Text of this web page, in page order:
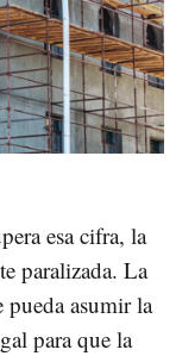
esa cifra, la
paralizada. La
asumir la
para que la